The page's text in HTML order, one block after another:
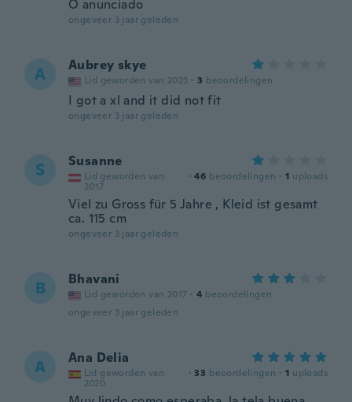
O anunciado
ongeveer 3 jaar geleden
A Aubrey skye
Lid geworden van 2023 · 3 beoordelingen
I got a xl and it did not fit
ongeveer 3 jaar geleden
S Susanne
Lid geworden van
2017
· 46 beoordelingen · 1 uploads
Viel zu Gross für 5 Jahre , Kleid ist gesamt
ca. 115 cm
ongeveer 3 jaar geleden
B Bhavani
Lid geworden van 2017 · 4 beoordelingen
ongeveer 3 jaar geleden
A Ana Delia
Lid geworden van
2020
· 33 beoordelingen · 1 uploads